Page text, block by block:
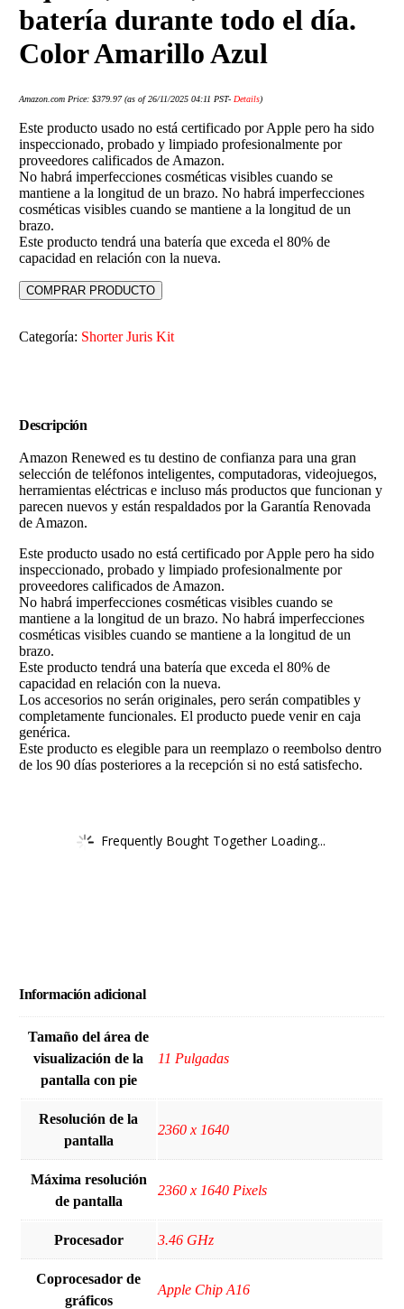
batería durante todo el día.
Color Amarillo Azul
Amazon.com Price:$379.97(as of 26/11/2025 04:11 PST-Details)
Este producto usado no está certificado por Apple pero ha sido
inspeccionado, probado y limpiado profesionalmente por
proveedores calificados de Amazon.
No habrá imperfecciones cosméticas visibles cuando se
mantiene a la longitud de un brazo. No habrá imperfecciones
cosméticas visibles cuando se mantiene a la longitud de un
brazo.
Este producto tendrá una batería que exceda el 80% de
capacidad en relación con la nueva.
COMPRAR PRODUCTO
Categoría: Shorter Juris Kit
Descripción
Amazon Renewed es tu destino de confianza para una gran
selección de teléfonos inteligentes, computadoras, videojuegos,
herramientas eléctricas e incluso más productos que funcionan y
parecen nuevos y están respaldados por la Garantía Renovada
de Amazon.
Este producto usado no está certificado por Apple pero ha sido
inspeccionado, probado y limpiado profesionalmente por
proveedores calificados de Amazon.
No habrá imperfecciones cosméticas visibles cuando se
mantiene a la longitud de un brazo. No habrá imperfecciones
cosméticas visibles cuando se mantiene a la longitud de un
brazo.
Este producto tendrá una batería que exceda el 80% de
capacidad en relación con la nueva.
Los accesorios no serán originales, pero serán compatibles y
completamente funcionales. El producto puede venir en caja
genérica.
Este producto es elegible para un reemplazo o reembolso dentro
de los 90 días posteriores a la recepción si no está satisfecho.
Frequently Bought Together Loading...
Información adicional
Tamaño del área de
visualización de la
pantalla con pie
‎11 Pulgadas
Resolución de la
pantalla
‎2360 x 1640
Máxima resolución
de pantalla
‎2360 x 1640 Pixels
Procesador ‎3.46 GHz
Coprocesador de
gráficos
‎Apple Chip A16